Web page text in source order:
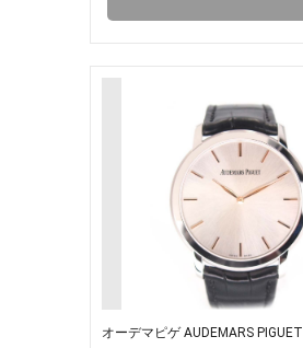
オーデマピゲ AUDEMARS PIGUET